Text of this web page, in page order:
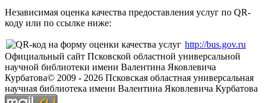
Независимая оценка качества предоставления услуг по QR-
коду или по ссылке ниже:
http://bus.gov.ru
Официальный сайт Псковской областной универсальной
научной библиотеки имени Валентина Яковлевича
Курбатова© 2009 - 2026 Псковская областная универсальная
научная библиотека имени Валентина Яковлевича Курбатова